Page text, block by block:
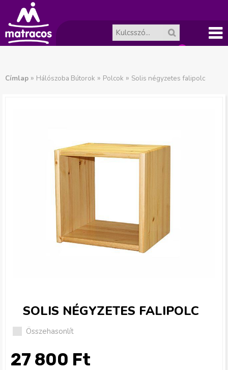
JCímlap » Hálószoba Bútorok » Polcok » Solis négyzetes falipolc
SOLIS NÉGYZETES FALIPOLC
Összehasonlít
27 800 Ft